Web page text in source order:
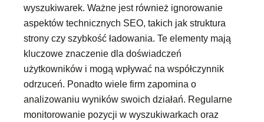
wyszukiwarek. Ważne jest również ignorowanie
aspektów technicznych SEO, takich jak struktura
strony czy szybkość ładowania. Te elementy mają
kluczowe znaczenie dla doświadczeń
użytkowników i mogą wpływać na współczynnik
odrzuceń. Ponadto wiele firm zapomina o
analizowaniu wyników swoich działań. Regularne
monitorowanie pozycji w wyszukiwarkach oraz